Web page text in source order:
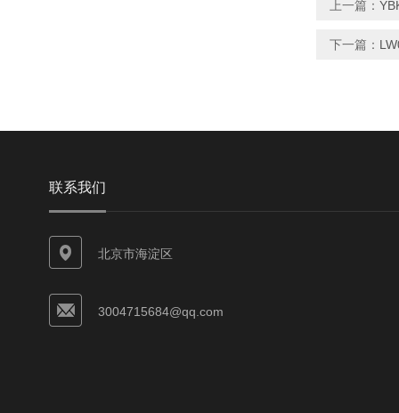
上一篇：
下一篇：
联系我们
北京市海淀区
3004715684@qq.com